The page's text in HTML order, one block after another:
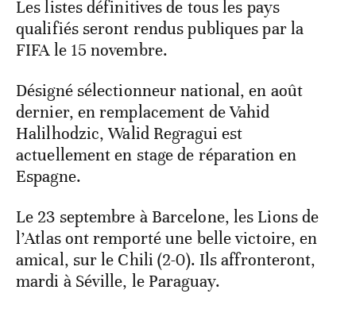
Les listes définitives de tous les pays
qualifiés seront rendus publiques par la
FIFA le 15 novembre.
Désigné sélectionneur national, en août
dernier, en remplacement de Vahid
Halilhodzic, Walid Regragui est
actuellement en stage de réparation en
Espagne.
Le 23 septembre à Barcelone, les Lions de
l’Atlas ont remporté une belle victoire, en
amical, sur le Chili (2-0). Ils affronteront,
mardi à Séville, le Paraguay.